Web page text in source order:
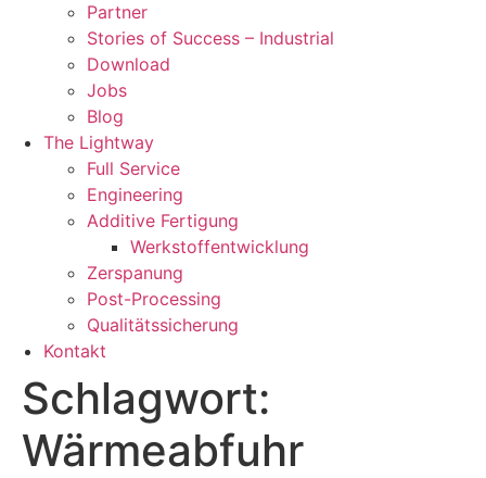
Partner
Stories of Success – Industrial
Download
Jobs
Blog
The Lightway
Full Service
Engineering
Additive Fertigung
Werkstoffentwicklung
Zerspanung
Post-Processing
Qualitätssicherung
Kontakt
Schlagwort:
Wärmeabfuhr